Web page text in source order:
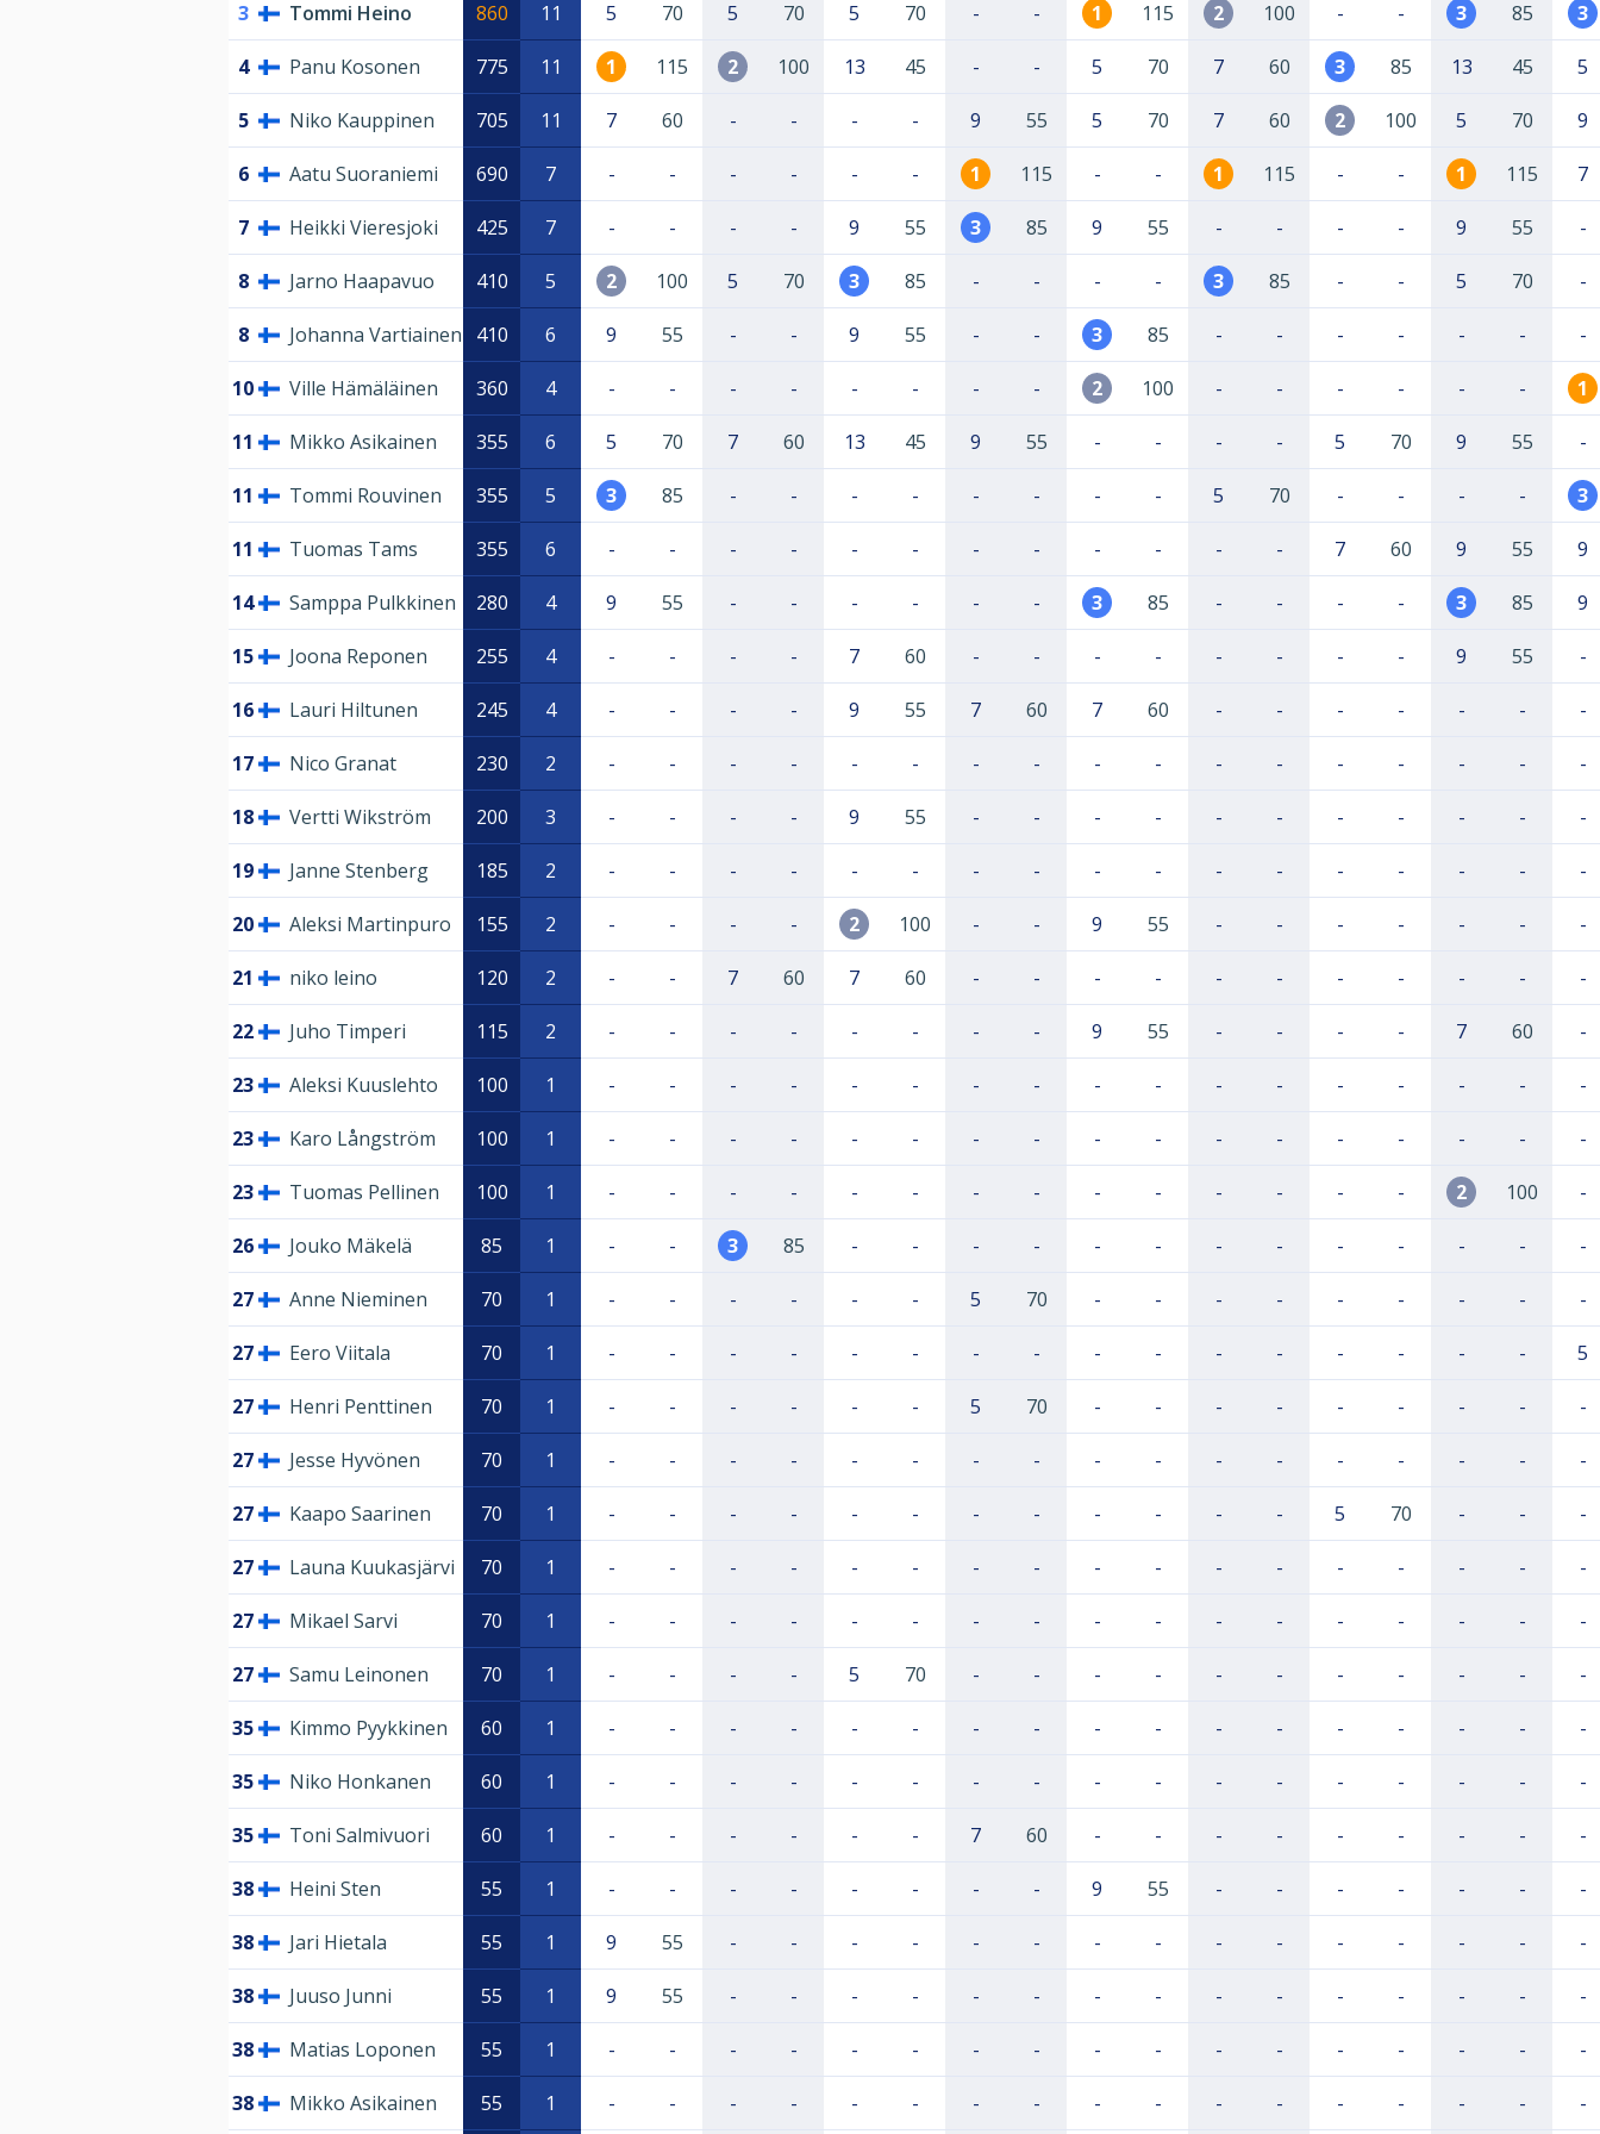
3 Tommi Heino 860 11 5 70 5 70 5 70 - - 1 115 2 100 - - 3 85 3
4 Panu Kosonen 775 11 1 115 2 100 13 45 - - 5 70 7 60 3 85 13 45 5
5 Niko Kauppinen 705 11 7 60 - - - - 9 55 5 70 7 60 2 100 5 70 9
6 Aatu Suoraniemi 690 7 - - - - - - 1 115 - - 1 115 - - 1 115 7
7 Heikki Vieresjoki 425 7 - - - - 9 55 3 85 9 55 - - - - 9 55 -
8 Jarno Haapavuo 410 5 2 100 5 70 3 85 - - - - 3 85 - - 5 70 -
8 Johanna Vartiainen 410 6 9 55 - - 9 55 - - 3 85 - - - - - - -
10 Ville Hämäläinen 360 4 - - - - - - - - 2 100 - - - - - - 1
11 Mikko Asikainen 355 6 5 70 7 60 13 45 9 55 - - - - 5 70 9 55 -
11 Tommi Rouvinen 355 5 3 85 - - - - - - - - 5 70 - - - - 3
11 Tuomas Tams 355 6 - - - - - - - - - - - - 7 60 9 55 9
14 Samppa Pulkkinen 280 4 9 55 - - - - - - 3 85 - - - - 3 85 9
15 Joona Reponen 255 4 - - - - 7 60 - - - - - - - - 9 55 -
16 Lauri Hiltunen 245 4 - - - - 9 55 7 60 7 60 - - - - - - -
17 Nico Granat 230 2 - - - - - - - - - - - - - - - - -
18 Vertti Wikström 200 3 - - - - 9 55 - - - - - - - - - - -
19 Janne Stenberg 185 2 - - - - - - - - - - - - - - - - -
20 Aleksi Martinpuro 155 2 - - - - 2 100 - - 9 55 - - - - - - -
21 niko leino 120 2 - - 7 60 7 60 - - - - - - - - - - -
22 Juho Timperi 115 2 - - - - - - - - 9 55 - - - - 7 60 -
23 Aleksi Kuuslehto 100 1 - - - - - - - - - - - - - - - - -
23 Karo Långström 100 1 - - - - - - - - - - - - - - - - -
23 Tuomas Pellinen 100 1 - - - - - - - - - - - - - - 2 100 -
26 Jouko Mäkelä 85 1 - - 3 85 - - - - - - - - - - - - -
27 Anne Nieminen 70 1 - - - - - - 5 70 - - - - - - - - -
27 Eero Viitala 70 1 - - - - - - - - - - - - - - - - 5
27 Henri Penttinen 70 1 - - - - - - 5 70 - - - - - - - - -
27 Jesse Hyvönen 70 1 - - - - - - - - - - - - - - - - -
27 Kaapo Saarinen 70 1 - - - - - - - - - - - - 5 70 - - -
27 Launa Kuukasjärvi 70 1 - - - - - - - - - - - - - - - - -
27 Mikael Sarvi 70 1 - - - - - - - - - - - - - - - - -
27 Samu Leinonen 70 1 - - - - 5 70 - - - - - - - - - - -
35 Kimmo Pyykkinen 60 1 - - - - - - - - - - - - - - - - -
35 Niko Honkanen 60 1 - - - - - - - - - - - - - - - - -
35 Toni Salmivuori 60 1 - - - - - - 7 60 - - - - - - - - -
38 Heini Sten 55 1 - - - - - - - - 9 55 - - - - - - -
38 Jari Hietala 55 1 9 55 - - - - - - - - - - - - - - -
38 Juuso Junni 55 1 9 55 - - - - - - - - - - - - - - -
38 Matias Loponen 55 1 - - - - - - - - - - - - - - - - -
38 Mikko Asikainen 55 1 - - - - - - - - - - - - - - - - -